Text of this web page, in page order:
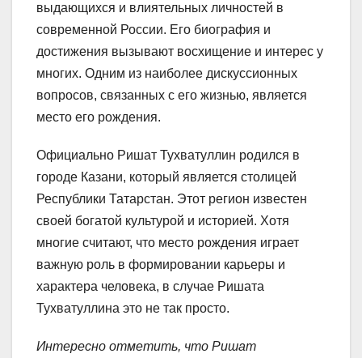
выдающихся и влиятельных личностей в
современной России. Его биография и
достижения вызывают восхищение и интерес у
многих. Одним из наиболее дискуссионных
вопросов, связанных с его жизнью, является
место его рождения.
Официально Ришат Тухватуллин родился в
городе Казани, который является столицей
Республики Татарстан. Этот регион известен
своей богатой культурой и историей. Хотя
многие считают, что место рождения играет
важную роль в формировании карьеры и
характера человека, в случае Ришата
Тухватуллина это не так просто.
Интересно отметить, что Ришат